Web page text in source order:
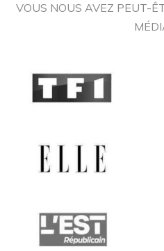
VOUS NOUS AVEZ PEUT-